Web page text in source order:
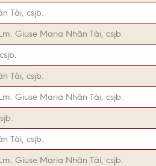
Tài, csjb.
Giuse Maria Nhân Tài, csjb.
Tài, csjb.
Giuse Maria Nhân Tài, csjb.
Tài, csjb.
Giuse Maria Nhân Tài, csjb.